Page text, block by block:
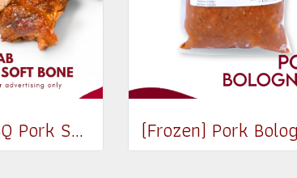
(Frozen) BBQ Pork Soft bone 370-400g